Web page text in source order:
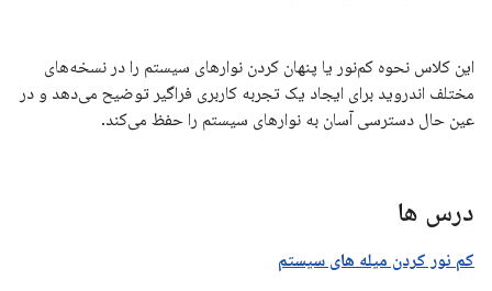
این کلاس نحوه کم‌نور یا پنهان کردن نوارهای سیستم را در نسخه‌های
مختلف اندروید برای ایجاد یک تجربه کاربری فراگیر توضیح می‌دهد و در
عین حال دسترسی آسان به نوارهای سیستم را حفظ می‌کند.
درس ها
کم نور کردن میله های سیستم